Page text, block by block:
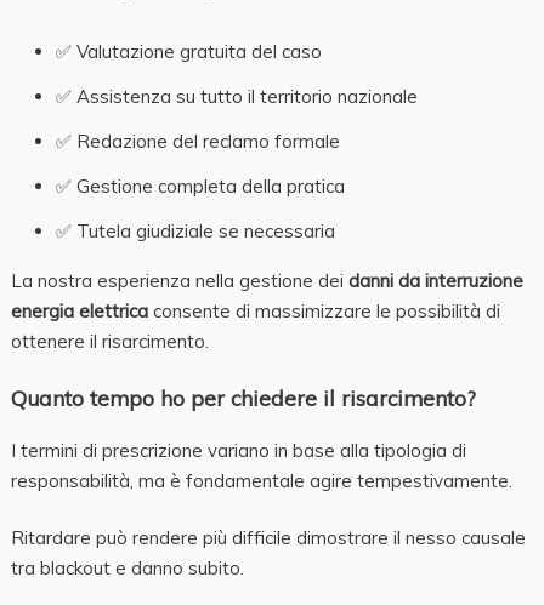
✅ Valutazione gratuita del caso
✅ Assistenza su tutto il territorio nazionale
✅ Redazione del reclamo formale
✅ Gestione completa della pratica
✅ Tutela giudiziale se necessaria
La nostra esperienza nella gestione dei danni da interruzione
energia elettricaconsente di massimizzare le possibilità di
ottenere il risarcimento.
Quanto tempo ho per chiedere il risarcimento?
I termini di prescrizione variano in base alla tipologia di
responsabilità, ma è fondamentale agire tempestivamente.
Ritardare può rendere più difficile dimostrare il nesso causale
tra blackout e danno subito.